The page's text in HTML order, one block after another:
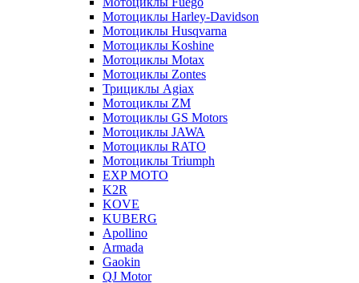
Мотоциклы Harley-Davidson
Мотоциклы Husqvarna
Мотоциклы Koshine
Мотоциклы Motax
Мотоциклы Zontes
Трициклы Agiax
Мотоциклы ZM
Мотоциклы GS Motors
Мотоциклы JAWA
Мотоциклы RATO
Мотоциклы Triumph
EXP MOTO
K2R
KOVE
KUBERG
Apollino
Armada
Gaokin
QJ Motor